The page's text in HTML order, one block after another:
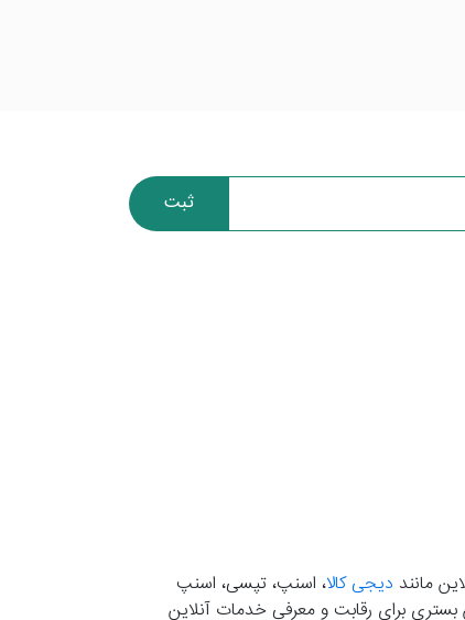
ثبت
مانند دیجی کالا، اسنپ، تپسی، اسنپ
بستری برای رقابت و معرفی خدمات آنلاین